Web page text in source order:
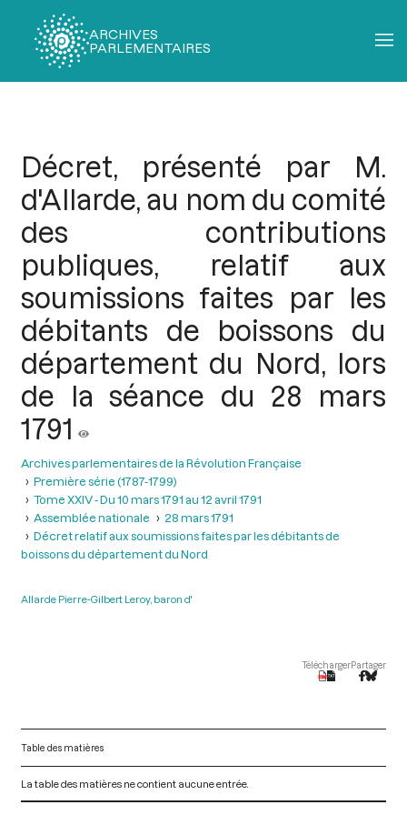
ARCHIVES
PARLEMENTAIRES
Décret, présenté par M.
d'Allarde, au nom du comité
des contributions
publiques, relatif aux
soumissions faites par les
débitants de boissons du
département du Nord, lors
de la séance du 28 mars
1791
Archives parlementaires de la Révolution Française
Première série (1787-1799)
Tome XXIV - Du 10 mars 1791 au 12 avril 1791
Assemblée nationale
28 mars 1791
Décret relatif aux soumissions faites par les débitants de
boissons du département du Nord
Allarde Pierre-Gilbert Leroy, baron d'
TéléchargerPartager
Table des matières
La table des matières ne contient aucune entrée.